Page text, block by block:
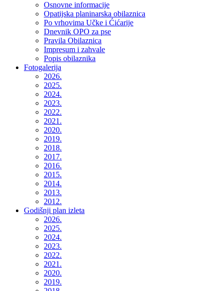
Osnovne informacije
Opatijska planinarska obilaznica
Po vrhovima Učke i Ćićarije
Dnevnik OPO za pse
Pravila Obilaznica
Impresum i zahvale
Popis obilaznika
Fotogalerija
2026.
2025.
2024.
2023.
2022.
2021.
2020.
2019.
2018.
2017.
2016.
2015.
2014.
2013.
2012.
Godišnji plan izleta
2026.
2025.
2024.
2023.
2022.
2021.
2020.
2019.